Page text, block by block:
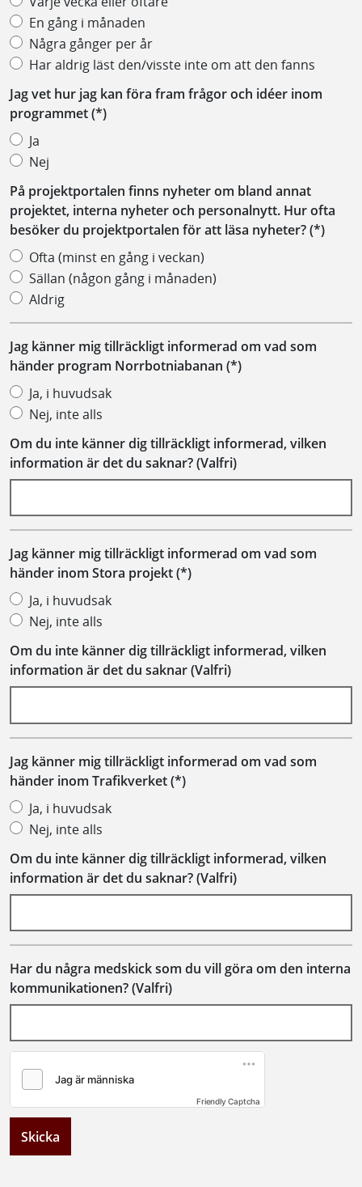
En gång i månaden
Några gånger per år
Har aldrig läst den/visste inte om att den fanns
Jag vet hur jag kan föra fram frågor och idéer inom
programmet
Ja
Nej
På projektportalen finns nyheter om bland annat
projektet, interna nyheter och personalnytt. Hur ofta
besöker du projektportalen för att läsa nyheter?
Ofta (minst en gång i veckan)
Sällan (någon gång i månaden)
Aldrig
Jag känner mig tillräckligt informerad om vad som
händer program Norrbotniabanan
Ja, i huvudsak
Nej, inte alls
Om du inte känner dig tillräckligt informerad, vilken
information är det du saknar? (Valfri)
Jag känner mig tillräckligt informerad om vad som
händer inom Stora projekt
Ja, i huvudsak
Nej, inte alls
Om du inte känner dig tillräckligt informerad, vilken
information är det du saknar (Valfri)
Jag känner mig tillräckligt informerad om vad som
händer inom Trafikverket
Ja, i huvudsak
Nej, inte alls
Om du inte känner dig tillräckligt informerad, vilken
information är det du saknar? (Valfri)
Har du några medskick som du vill göra om den interna
kommunikationen? (Valfri)
Friendly Captcha
Skicka